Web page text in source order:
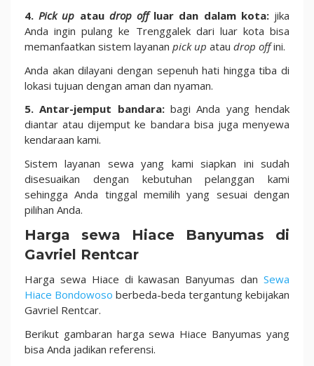
4.Pick up atau drop off luar dan dalam kota: jika
Anda ingin pulang ke Trenggalek dari luar kota bisa
memanfaatkan sistem layanan pick up atau drop offini.
Anda akan dilayani dengan sepenuh hati hingga tiba di
lokasi tujuan dengan aman dan nyaman.
5. Antar-jemput bandara: bagi Anda yang hendak
diantar atau dijemput ke bandara bisa juga menyewa
kendaraan kami.
Sistem layanan sewa yang kami siapkan ini sudah
disesuaikan dengan kebutuhan pelanggan kami
sehingga Anda tinggal memilih yang sesuai dengan
pilihan Anda.
Harga sewa Hiace Banyumas di
Gavriel Rentcar
Harga sewa Hiace di kawasan Banyumas dan Sewa
Hiace Bondowoso berbeda-beda tergantung kebijakan
Gavriel Rentcar.
Berikut gambaran harga sewa Hiace Banyumas yang
bisa Anda jadikan referensi.